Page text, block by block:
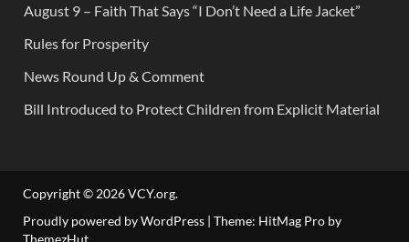
August 9 – Faith That Says “I Don’t Need a Life Jacket”
Rules for Prosperity
News Round Up & Comment
Bill Introduced to Protect Children from Explicit Material
Copyright © 2026VCY.org.
Proudly powered by WordPress | Theme: HitMag Pro by
ThemezHut